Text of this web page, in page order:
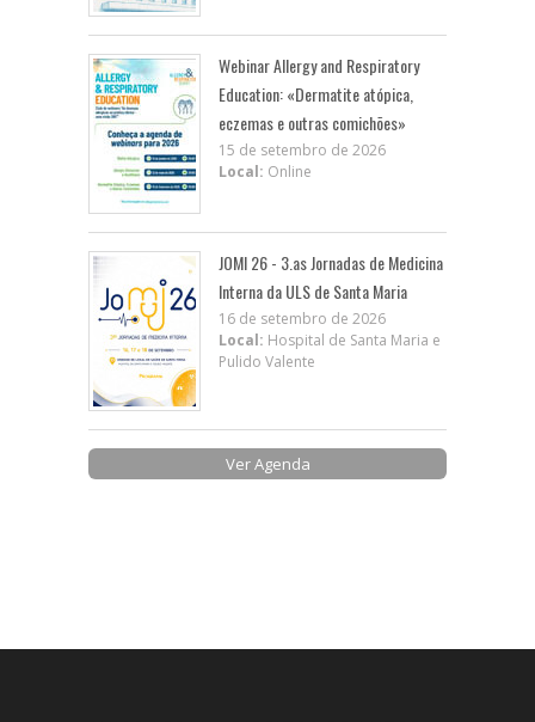
Webinar Allergy and Respiratory
Education: «Dermatite atópica,
eczemas e outras comichões»
15 de setembro de 2026
Local: Online
JOMI 26 - 3.as Jornadas de Medicina
Interna da ULS de Santa Maria
16 de setembro de 2026
Local: Hospital de Santa Maria e
Pulido Valente
Ver Agenda